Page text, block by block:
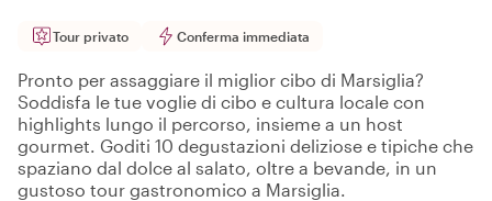
Tour privato Conferma immediata
Pronto per assaggiare il miglior cibo di Marsiglia?
Soddisfa le tue voglie di cibo e cultura locale con
highlights lungo il percorso, insieme a un host
gourmet. Goditi 10 degustazioni deliziose e tipiche che
spaziano dal dolce al salato, oltre a bevande, in un
gustoso tour gastronomico a Marsiglia.